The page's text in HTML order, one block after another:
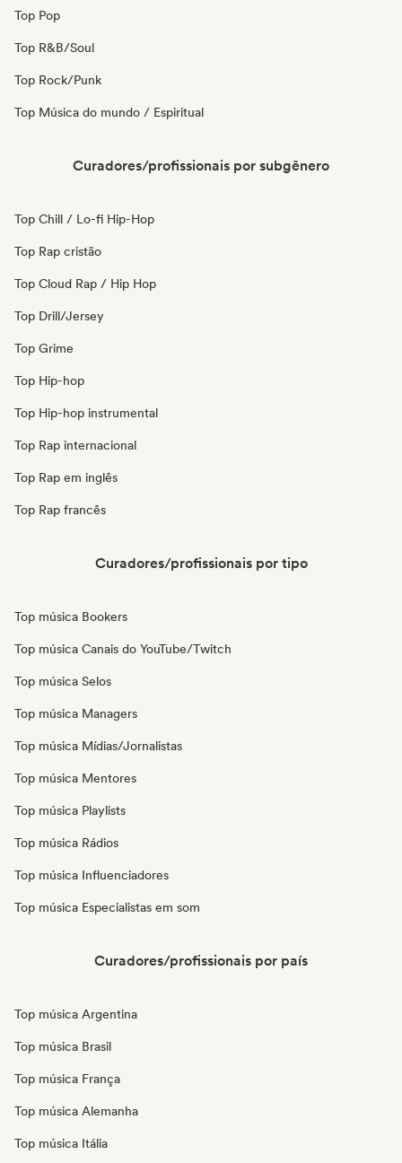
Top Pop
Top R&B/Soul
Top Rock/Punk
Top Música do mundo / Espiritual
Curadores/profissionais por subgênero
Top Chill / Lo-fi Hip-Hop
Top Rap cristão
Top Cloud Rap / Hip Hop
Top Drill/Jersey
Top Grime
Top Hip-hop
Top Hip-hop instrumental
Top Rap internacional
Top Rap em inglês
Top Rap francês
Curadores/profissionais por tipo
Top música Bookers
Top música Canais do YouTube/Twitch
Top música Selos
Top música Managers
Top música Mídias/Jornalistas
Top música Mentores
Top música Playlists
Top música Rádios
Top música Influenciadores
Top música Especialistas em som
Curadores/profissionais por país
Top música Argentina
Top música Brasil
Top música França
Top música Alemanha
Top música Itália